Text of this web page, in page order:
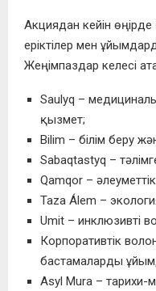
Акциядан кейін өңірде
еріктілер мен
Жеңімпаздар келесі
Saulyq –
қызмет;
Bilim – білім беру
Sabaqtastyq –
Qamqor –
Taza Álem –
Umit – инклюзивті
Корпоративтік
бастамаларды
Asyl Mura – тарихи-